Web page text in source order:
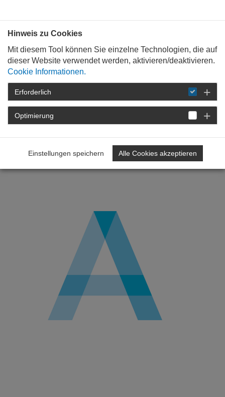
STARTSEITE DETAIL
Fachkräftemangel und
zunehmende Aufwände
Hinweis zu Cookies
Mit diesem Tool können Sie einzelne Technologien, die auf
dieser Website verwendet werden, aktivieren/deaktivieren.
Cookie Informationen.
Erforderlich
Optimierung
Einstellungen speichern Alle Cookies akzeptieren